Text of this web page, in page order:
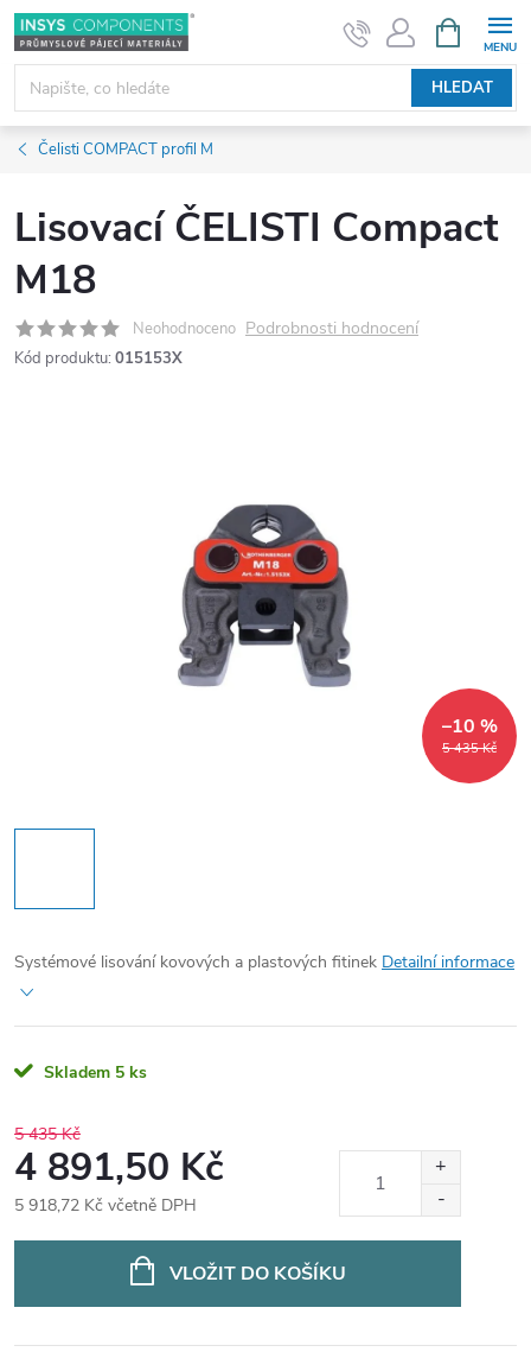
Přejít
na
obsah
HLEDAT
NÁKUPNÍ
KOŠÍK
Čelisti COMPACT profil M
Lisovací ČELISTI Compact
M18
Neohodnoceno Podrobnosti hodnocení
Kód produktu: 015153X
5 435 Kč
–10 %
Systémové lisování kovových a plastových fitinek Detailní informace
Skladem 5 ks
5 435 Kč
4 891,50 Kč
5 918,72 Kč včetně DPH
VLOŽIT DO KOŠÍKU